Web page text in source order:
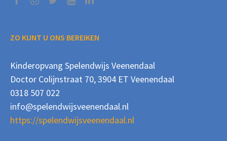
ZO KUNT U ONS BEREIKEN
Kinderopvang Spelendwijs Veenendaal
Doctor Colijnstraat 70, 3904 ET Veenendaal
0318 507 022
info@spelendwijsveenendaal.nl
https://spelendwijsveenendaal.nl